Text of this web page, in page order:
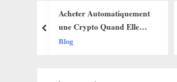
💰 Trust Wallet Permet
Désormais de Gagner de
l’Argent Sans Trader ? Les
Blog
prev